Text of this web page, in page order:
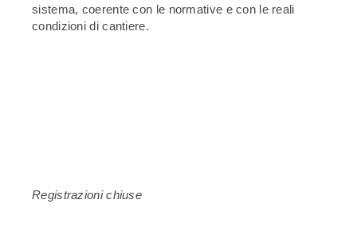
sistema, coerente con le normative e con le reali
condizioni di cantiere.
Registrazioni chiuse